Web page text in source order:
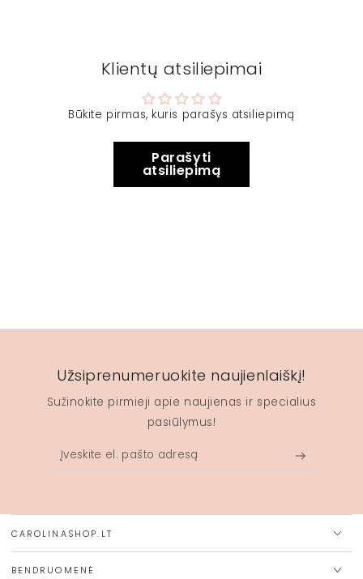
Klientų atsiliepimai
Būkite pirmas, kuris parašys atsiliepimą
Parašyti
atsiliepimą
Užsiprenumeruokite naujienlaiškį!
Sužinokite pirmieji apie naujienas ir specialius
pasiūlymus!
Įveskite
el.
CAROLINASHOP.LT
BENDRUOMENĖ